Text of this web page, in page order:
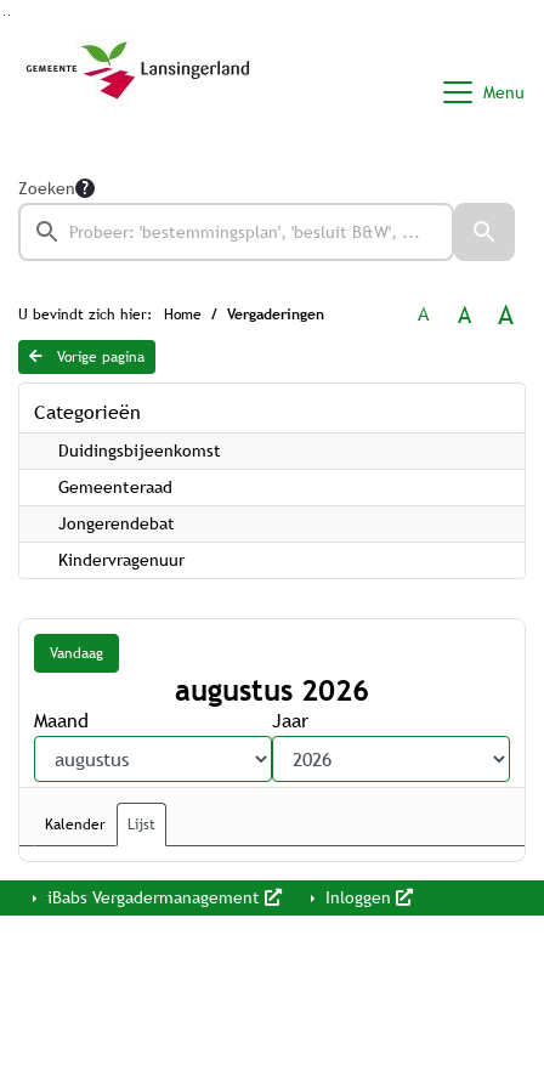
Menu
Zoeken
U bevindt zich hier: Home Vergaderingen A A A
Vorige pagina
Categorieën
Duidingsbijeenkomst
Gemeenteraad
Jongerendebat
Kindervragenuur
Vandaag
augustus 2026
Maand Jaar
Kalender Lijst
iBabs Vergadermanagement Inloggen